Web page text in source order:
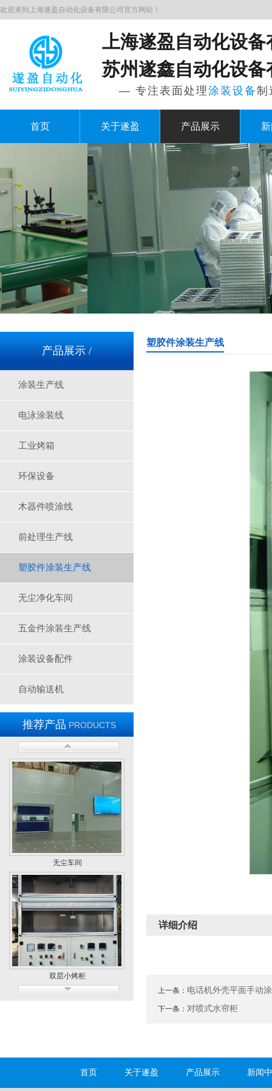
欢迎来到上海遂盈自动化设备有限公司官方网站！
上海遂盈自动化设备
苏州遂鑫自动化设备
— 专注表面处理涂装设备
首页 关于遂盈 产品展示
产品展示 /
涂装生产线
电泳涂装线
工业烤箱
环保设备
木器件喷涂线
前处理生产线
塑胶件涂装生产线
无尘净化车间
五金件涂装生产线
涂装设备配件
自动输送机
推荐产品PRODUCTS
三层隧道炉-A1750
废弃处理设施
无尘车间
双层小烤柜
塑胶件涂装生产线
详细介绍
上一条： 电话机外壳平面手动
下一条：对喷式水帘柜
首页 关于遂盈 产品展示 新闻